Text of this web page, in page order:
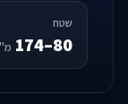
שטח
80–174